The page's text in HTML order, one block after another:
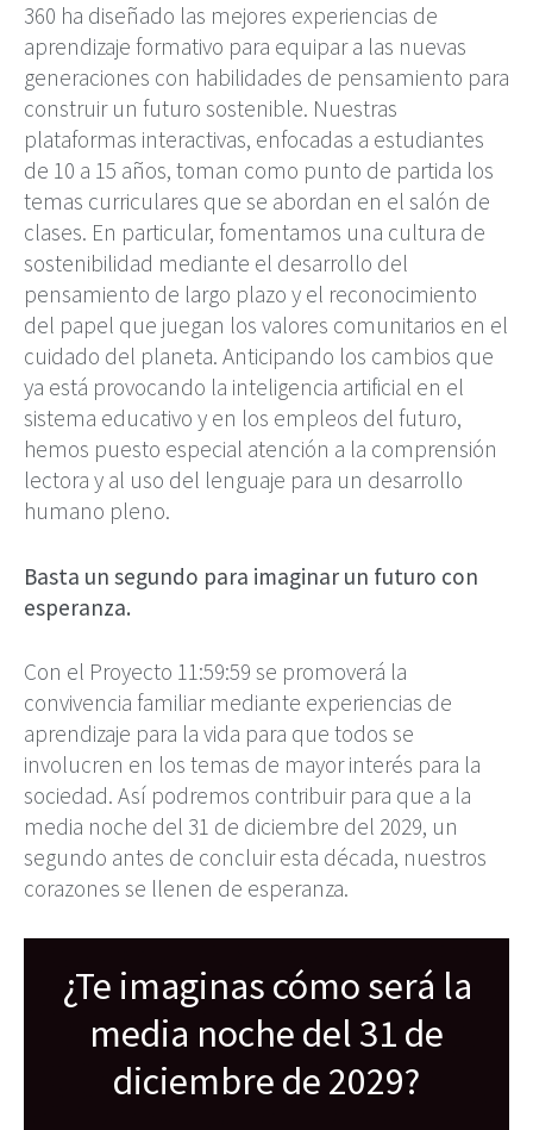
360 ha diseñado las mejores experiencias de
aprendizaje formativo para equipar a las nuevas
generaciones con habilidades de pensamiento para
construir un futuro sostenible. Nuestras
plataformas interactivas, enfocadas a estudiantes
de 10 a 15 años, toman como punto de partida los
temas curriculares que se abordan en el salón de
clases. En particular, fomentamos una cultura de
sostenibilidad mediante el desarrollo del
pensamiento de largo plazo y el reconocimiento
del papel que juegan los valores comunitarios en el
cuidado del planeta. Anticipando los cambios que
ya está provocando la inteligencia artificial en el
sistema educativo y en los empleos del futuro,
hemos puesto especial atención a la comprensión
lectora y al uso del lenguaje para un desarrollo
humano pleno.
Basta un segundo para imaginar un futuro con
esperanza.
Con el Proyecto 11:59:59 se promoverá la
convivencia familiar mediante experiencias de
aprendizaje para la vida para que todos se
involucren en los temas de mayor interés para la
sociedad. Así podremos contribuir para que a la
media noche del 31 de diciembre del 2029, un
segundo antes de concluir esta década, nuestros
corazones se llenen de esperanza.
¿Te imaginas cómo será la
media noche del 31 de
diciembre de 2029?